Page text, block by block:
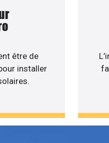
être de
installer